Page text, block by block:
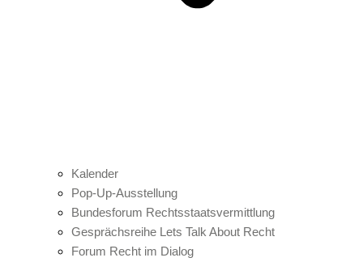
Kalender
Pop-Up-Ausstellung
Bundesforum Rechtsstaatsvermittlung
Gesprächsreihe Lets Talk About Recht
Forum Recht im Dialog